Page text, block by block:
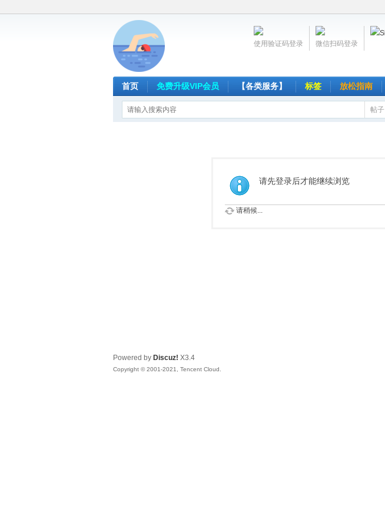
微信扫码登录
使用验证码登录
首页 免费升级VIP会员 【各类服务】 标签 放松指南
帖子
请先登录后才能继续浏览
请稍候...
Powered by Discuz! X3.4
Copyright © 2001-2021, Tencent Cloud.